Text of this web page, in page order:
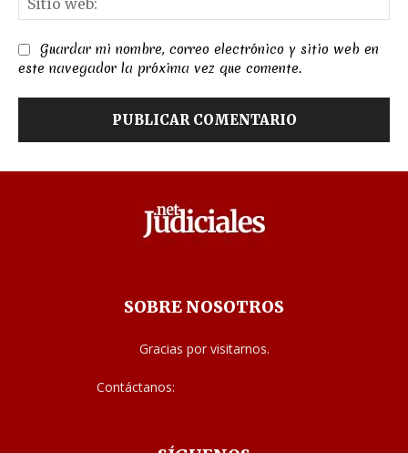
Guardar mi nombre, correo electrónico y sitio web en
este navegador la próxima vez que comente.
SOBRE NOSOTROS
Gracias por visitarnos.
Contáctanos: